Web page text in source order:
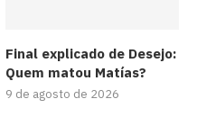
Final explicado de Desejo:
Quem matou Matías?
9 de agosto de 2026